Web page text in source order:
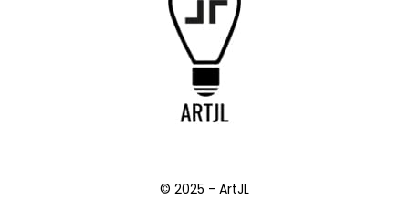
© 2025 - ArtJL